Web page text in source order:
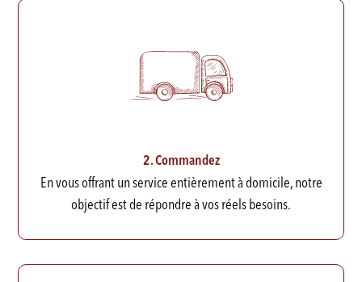
2. Commandez
En vous offrant un service entièrement à domicile, notre
objectif est de répondre à vos réels besoins.